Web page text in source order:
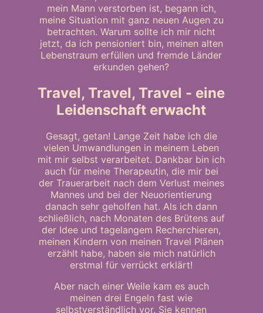
mein Mann verstorben ist, begann ich,
meine Situation mit ganz neuen Augen zu
betrachten. Warum sollte ich mir nicht
jetzt, da ich pensioniert bin, meinen alten
Lebenstraum erfüllen und fremde Länder
erkunden gehen?
Travel, Travel, Travel - eine
Leidenschaft erwacht
Gesagt, getan! Lange Zeit habe ich die
vielen Umwandlungen in meinem Leben
mit mir selbst verarbeitet. Dankbar bin ich
auch für meine Therapeutin, die mir bei
der Trauerarbeit nach dem Verlust meines
Mannes und bei der Neuorientierung
danach sehr geholfen hat. Als ich dann
schließlich, nach Monaten des Brütens auf
der Idee und tagelangem Recherchieren,
meinen Kindern von meinen Travel Plänen
erzählt habe, haben sie mich natürlich
erstmal für verrückt erklärt!
Aber nach einer Weile kam es auch
meinen drei Engeln fast wie
selbstverständlich vor. Sie kennen